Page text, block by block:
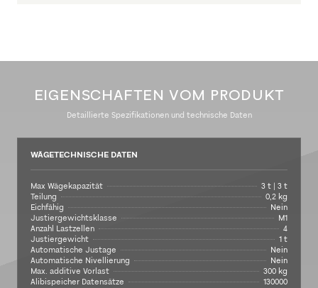
EIGENSCHAFTEN VOM PRODUKT
Detaillierte Spezifikationen und technische Daten
WÄGETECHNISCHE DATEN
Max Wägekapazität
3 t | 3 t
Teilung
0,2 kg
Eichfähig
Nein
Justiergewichtsklasse
M1
Anzahl Lastzellen
4
Justiergewicht
1 t
Automatische Justage
Nein
Automatische Nivellierung
Nein
Max. additive Vorlast
300 kg
Alibispeicher Datensätze
130000